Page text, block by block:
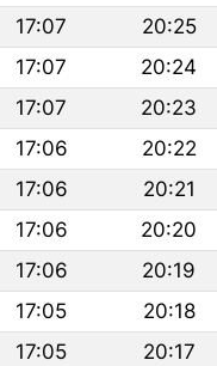
17:07 20:25
17:07 20:24
17:07 20:23
17:06 20:22
17:06 20:21
17:06 20:20
17:06 20:19
17:05 20:18
17:05 20:17